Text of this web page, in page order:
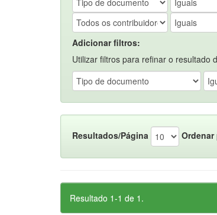
Adicionar filtros:
Utilizar filtros para refinar o resultado
Resultados/Página Ordenar
Resultado 1-1 de 1.